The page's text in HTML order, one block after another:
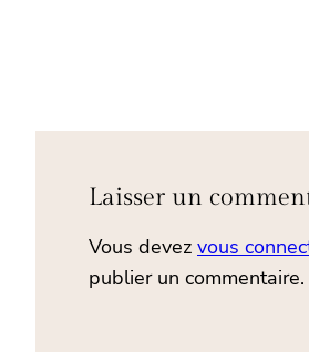
Laisser un
Vous devez vous
publier un commentaire.